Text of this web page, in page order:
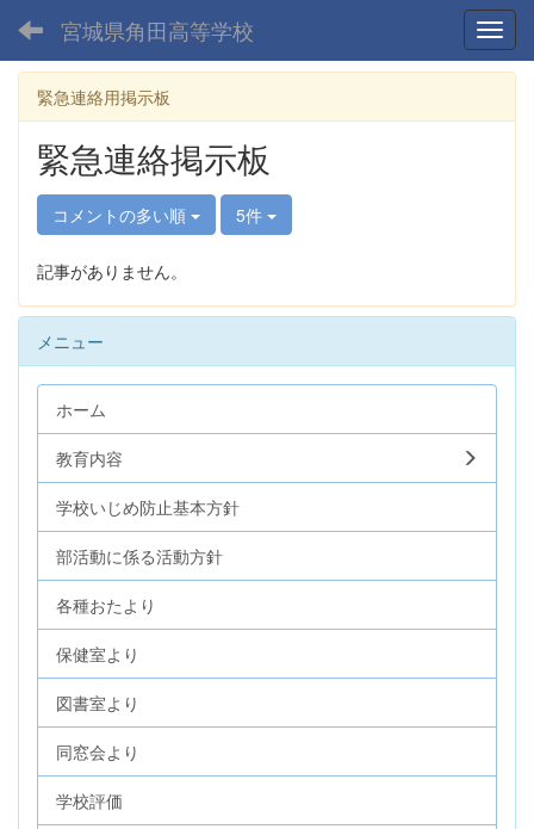
宮城県角田高等学校
緊急連絡用掲示板
緊急連絡掲示板
コメントの多い順 5件
記事がありません。
メニュー
ホーム
教育内容
学校いじめ防止基本方針
部活動に係る活動方針
各種おたより
保健室より
図書室より
同窓会より
学校評価